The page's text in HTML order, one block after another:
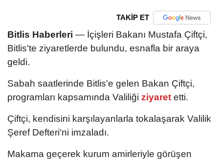
TAKİP ET
Bitlis Haberleri — İçişleri Bakanı Mustafa Çiftçi,
Bitlis'te ziyaretlerde bulundu, esnafla bir araya
geldi.
Sabah saatlerinde Bitlis'e gelen Bakan Çiftçi,
programları kapsamında Valiliği ziyaret etti.
Çiftçi, kendisini karşılayanlarla tokalaşarak Valilik
Şeref Defteri'ni imzaladı.
Makama geçerek kurum amirleriyle görüşen